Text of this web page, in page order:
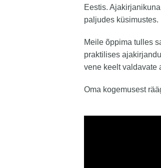
Eestis.
paljudes küsimustes.
Meile õppima tulles
praktilises
vene keelt valdavate
Oma kogemusest